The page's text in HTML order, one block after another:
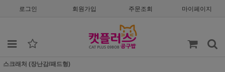
로그인 회원가입 주문조회 마이페이지
스크래처 (장난감/패드형)